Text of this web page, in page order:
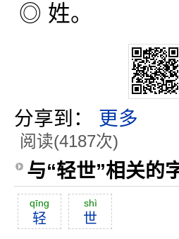
◎ 姓。
分享到： 更多
阅读(4187次)
与“轻世”相关的
qīng
轻
shì
世